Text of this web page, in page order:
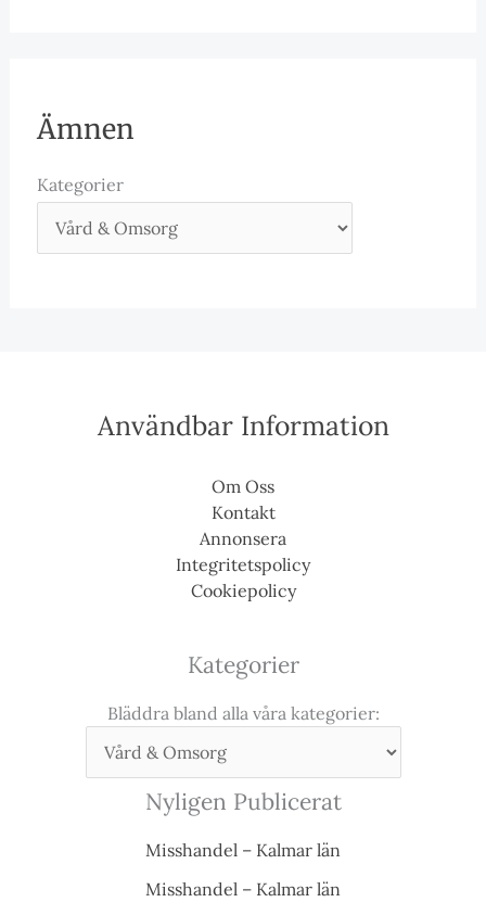
Ämnen
Kategorier
Användbar Information
Om Oss
Kontakt
Annonsera
Integritetspolicy
Cookiepolicy
Kategorier
Bläddra bland alla våra kategorier:
Nyligen Publicerat
Misshandel – Kalmar län
Misshandel – Kalmar län